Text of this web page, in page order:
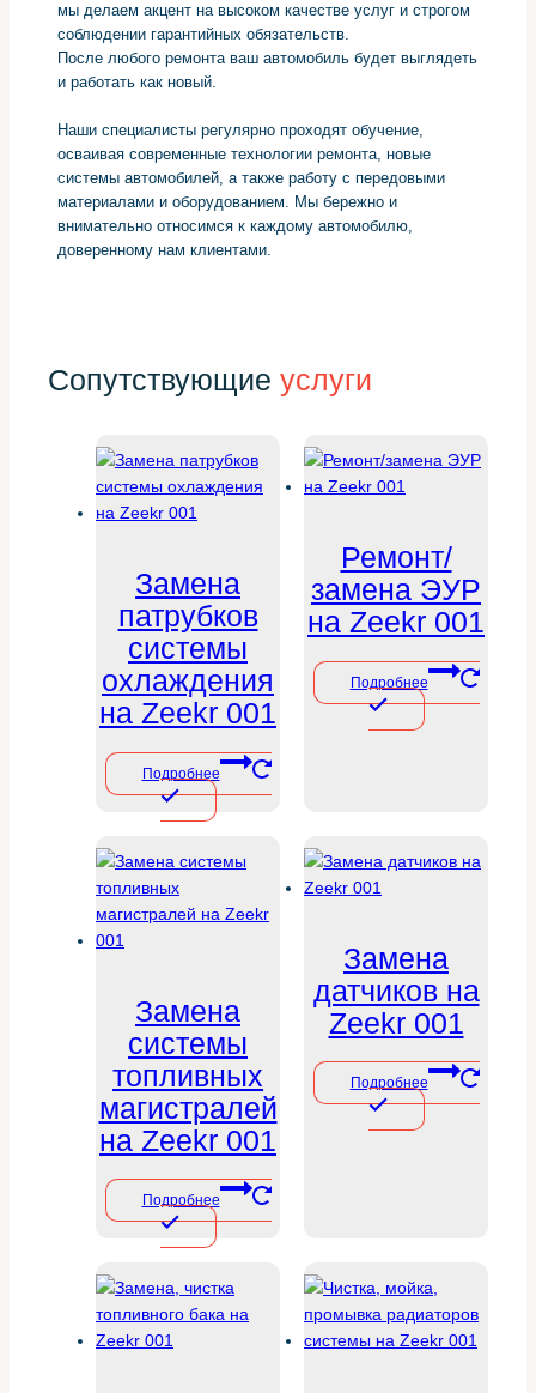
мы делаем акцент на высоком качестве услуг и строгом
соблюдении гарантийных обязательств.
После любого ремонта ваш автомобиль будет выглядеть
и работать как новый.
Наши специалисты регулярно проходят обучение,
осваивая современные технологии ремонта, новые
системы автомобилей, а также работу с передовыми
материалами и оборудованием. Мы бережно и
внимательно относимся к каждому автомобилю,
доверенному нам клиентами.
Сопутствующие услуги
Замена
патрубков
системы
охлаждения
на Zeekr 001
Подробнее
Ремонт/
замена ЭУР
на Zeekr 001
Подробнее
Замена
системы
топливных
магистралей
на Zeekr 001
Подробнее
Замена
датчиков на
Zeekr 001
Подробнее